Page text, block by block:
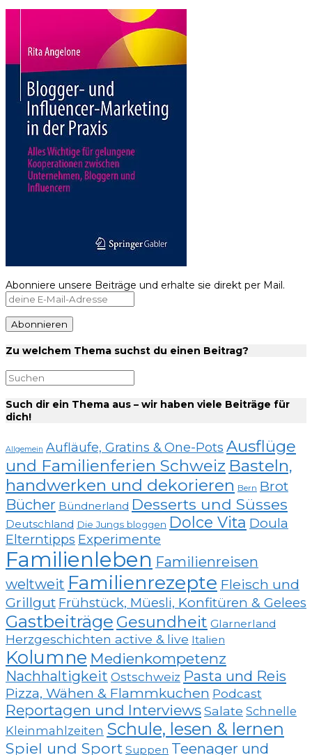
Abonniere unsere Beiträge und erhalte sie direkt per Mail.
Zu welchem Thema suchst du einen Beitrag?
Such dir ein Thema aus – wir haben viele Beiträge für
dich!
Allgemein Aufläufe, Gratins & One-Pots Ausflüge
und Familienferien Schweiz Basteln,
handwerken und dekorieren Bern Brot
Bücher Bündnerland Desserts und Süsses
Deutschland Die Jungs bloggen Dolce Vita Doula
Elterntipps Experimente
Familienleben Familienreisen
weltweit Familienrezepte Fleisch und
Grillgut Frühstück, Müesli, Konfitüren & Gelees
Gastbeiträge Gesundheit Glarnerland
Herzgeschichten active & live Italien
Kolumne Medienkompetenz
Nachhaltigkeit Ostschweiz Pasta und Reis
Pizza, Wähen & Flammkuchen Podcast
Reportagen und InterviewsSalate Schnelle
Kleinmahlzeiten Schule, lesen & lernen
Spiel und Sport Suppen Teenager und